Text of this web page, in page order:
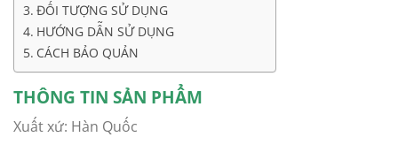
ĐỐI TƯỢNG SỬ DỤNG
HƯỚNG DẪN SỬ DỤNG
CÁCH BẢO QUẢN
THÔNG TIN SẢN PHẨM
Xuất xứ: Hàn Quốc